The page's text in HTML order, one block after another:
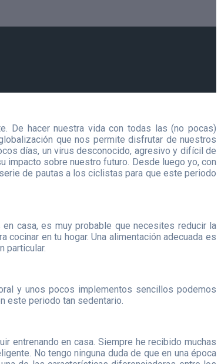
De hacer nuestra vida con todas las (no pocas)
que nos permite disfrutar de nuestros
días, un virus desconocido, agresivo y difícil de
impacto sobre nuestro futuro. Desde luego yo, con
de pautas a los ciclistas para que este periodo
casa, es muy probable que necesites reducir la
en tu hogar. Una alimentación adecuada es
particular.
y unos pocos implementos sencillos podemos
este periodo tan sedentario.
entrenando en casa. Siempre he recibido muchas
No tengo ninguna duda de que en una época